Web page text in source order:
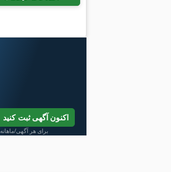
اکنون آگهی ثبت کنید
*برای هر آگهی/ماهانه